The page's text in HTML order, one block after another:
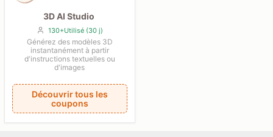
3D AI Studio
130+Utilisé (30 j)
Générez des modèles 3D
instantanément à partir
d'instructions textuelles ou
d'images
Découvrir tous les
coupons